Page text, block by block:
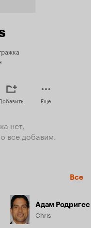
Еще
нет,
все добавим.
Все
Адам Родригес
Chris